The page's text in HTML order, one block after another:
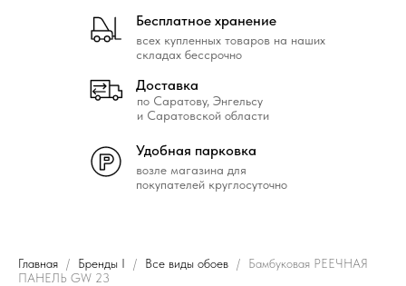
возле магазина для
покупателей круглосуточно
Удобная парковка
всех купленных товаров на наших
складах бессрочно
Бесплатное хранение
по Саратову, Энгельсу
и Саратовской области
Доставка
Главная Бренды I Все виды обоев
Бамбуковая РЕЕЧНАЯ
ПАНЕЛЬ GW 23